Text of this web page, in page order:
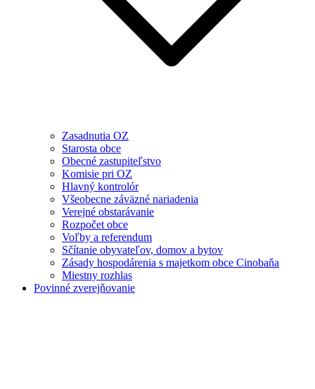
Zasadnutia OZ
Starosta obce
Obecné zastupiteľstvo
Komisie pri OZ
Hlavný kontrolór
Všeobecne záväzné nariadenia
Verejné obstarávanie
Rozpočet obce
Voľby a referendum
Sčítanie obyvateľov, domov a bytov
Zásady hospodárenia s majetkom obce Cinobaňa
Miestny rozhlas
Povinné zverejňovanie